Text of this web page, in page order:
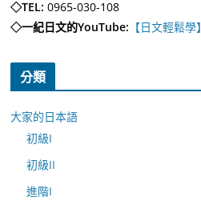
◇TEL: 0965-030-108
◇一紀日文的YouTube: 【日文輕鬆學】
分類
大家的日本語
初級I
初級II
進階I